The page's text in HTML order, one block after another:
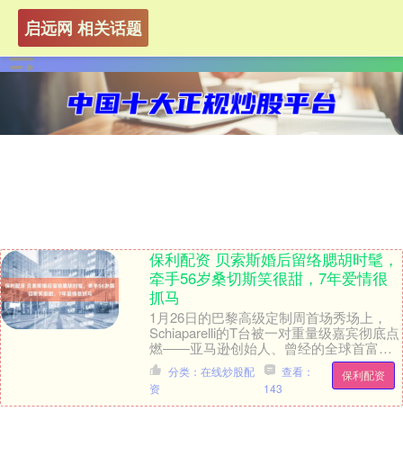
启远网 相关话题
保利配资 贝索斯婚后留络腮胡时髦，
牵手56岁桑切斯笑很甜，7年爱情很
抓马
1月26日的巴黎高级定制周首场秀场上，
Schiaparelli的T台被一对重量级嘉宾彻底点
燃——亚马逊创始人、曾经的全球首富杰
夫·贝索斯携新婚妻子劳伦·桑切斯·....
保利配资
分类：在线炒股配
资
查看：
143